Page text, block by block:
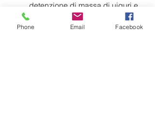
detenzione di massa di uiguri e
di altre opinioni contrarie al
playbook del PCC.
Phone Email Facebook